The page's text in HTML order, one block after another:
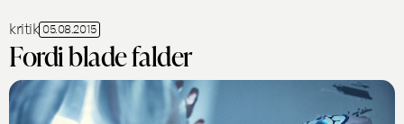
kritik 05.08.2015
Fordi blade falder